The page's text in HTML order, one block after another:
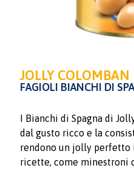
JOLLY COLOMBAN
FAGIOLI BIANCHI DI
I Bianchi di Spagna di
dal gusto ricco e la
rendono un jolly
ricette, come minestroni